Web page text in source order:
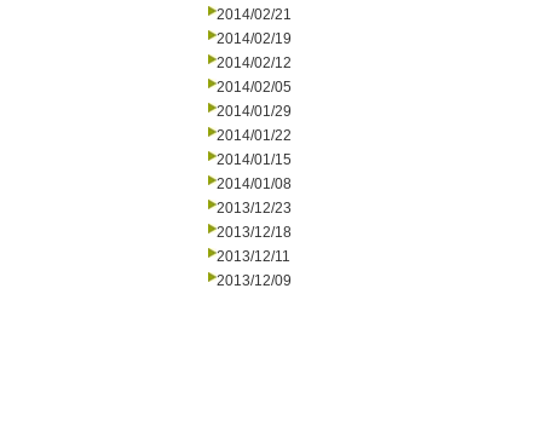
2014/02/21
2014/02/19
2014/02/12
2014/02/05
2014/01/29
2014/01/22
2014/01/15
2014/01/08
2013/12/23
2013/12/18
2013/12/11
2013/12/09